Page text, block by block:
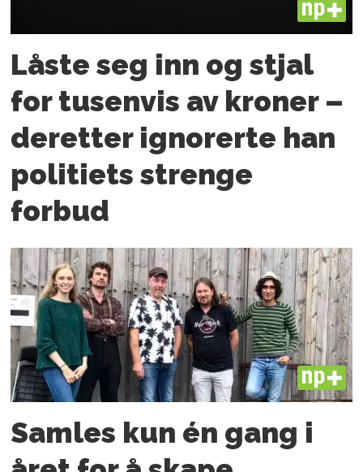
PLUS
Låste seg inn og stjal
for tusenvis av kroner –
deretter ignorerte han
politiets strenge
forbud
PLUS
Samles kun én gang i